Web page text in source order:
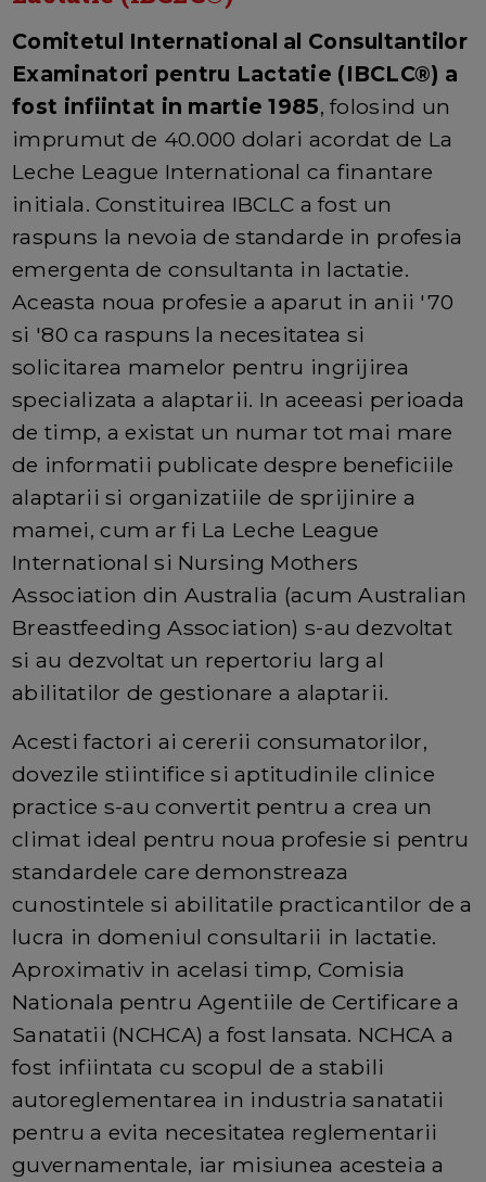
Comitetul International al Consultantilor
Examinatori pentru Lactatie (IBCLC®) a
fost infiintat in martie 1985, folosind un
imprumut de 40.000 dolari acordat de La
Leche League International ca finantare
initiala. Constituirea IBCLC a fost un
raspuns la nevoia de standarde in profesia
emergenta de consultanta in lactatie.
Aceasta noua profesie a aparut in anii '70
si '80 ca raspuns la necesitatea si
solicitarea mamelor pentru ingrijirea
specializata a alaptarii. In aceeasi perioada
de timp, a existat un numar tot mai mare
de informatii publicate despre beneficiile
alaptarii si organizatiile de sprijinire a
mamei, cum ar fi La Leche League
International si Nursing Mothers
Association din Australia (acum Australian
Breastfeeding Association) s-au dezvoltat
si au dezvoltat un repertoriu larg al
abilitatilor de gestionare a alaptarii.
Acesti factori ai cererii consumatorilor,
dovezile stiintifice si aptitudinile clinice
practice s-au convertit pentru a crea un
climat ideal pentru noua profesie si pentru
standardele care demonstreaza
cunostintele si abilitatile practicantilor de a
lucra in domeniul consultarii in lactatie.
Aproximativ in acelasi timp, Comisia
Nationala pentru Agentiile de Certificare a
Sanatatii (NCHCA) a fost lansata. NCHCA a
fost infiintata cu scopul de a stabili
autoreglementarea in industria sanatatii
pentru a evita necesitatea reglementarii
guvernamentale, iar misiunea acesteia a